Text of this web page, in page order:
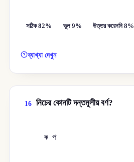
সঠিক 82% ভুল 9% উত্তর করেননি 8%
ব্যাখ্যা দেখুন
16 নিচের কোনটি দন্তমূলীয় বর্ণ?
ক প